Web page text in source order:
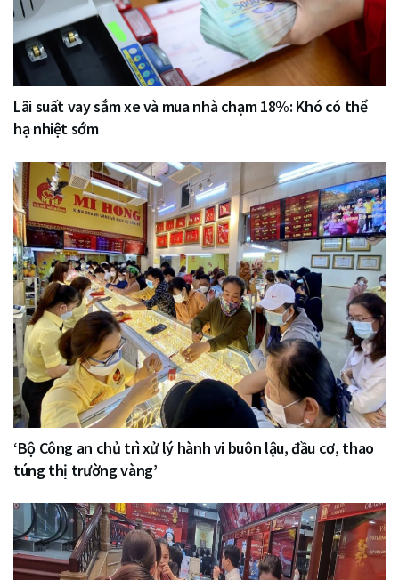
Lãi suất vay sắm xe và mua nhà chạm 18%: Khó có thể
hạ nhiệt sớm
‘Bộ Công an chủ trì xử lý hành vi buôn lậu, đầu cơ, thao
túng thị trường vàng’